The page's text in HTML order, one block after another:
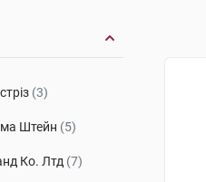
(3)
Штейн (5)
Ко. Лтд (7)